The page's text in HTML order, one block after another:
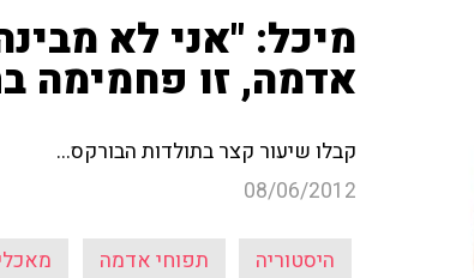
מיכל: "אני לא
אדמה, זו פחמימה
קבלו שיעור קצר בתולדות הבורקס...
08/06/2012
היסטוריה תפוחי אדמה